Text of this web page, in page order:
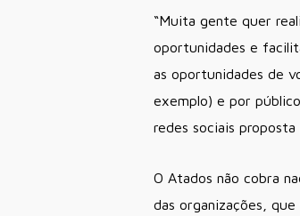
“Muita gente quer
oportunidades e
as oportunidades de
exemplo) e por
redes sociais
O Atados não cobra
das organizações,